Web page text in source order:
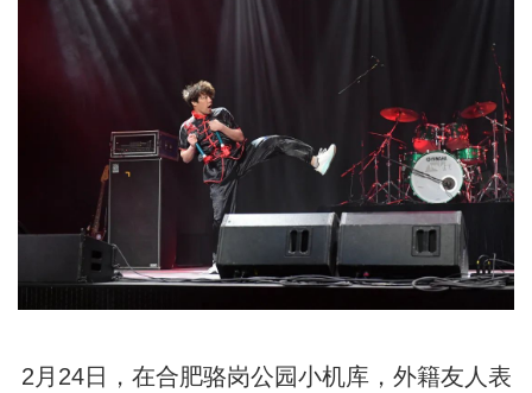
2月24日，在合肥骆岗公园小机库，外籍友人表